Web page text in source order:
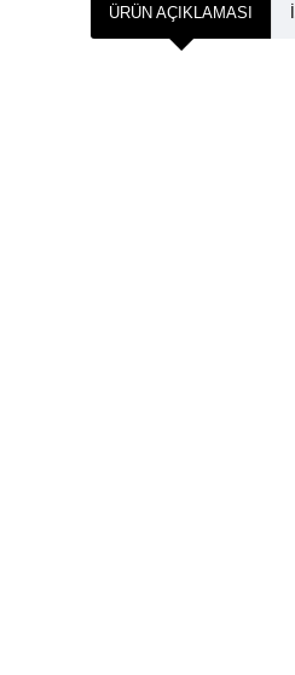
ÜRÜN AÇIKLAMASI